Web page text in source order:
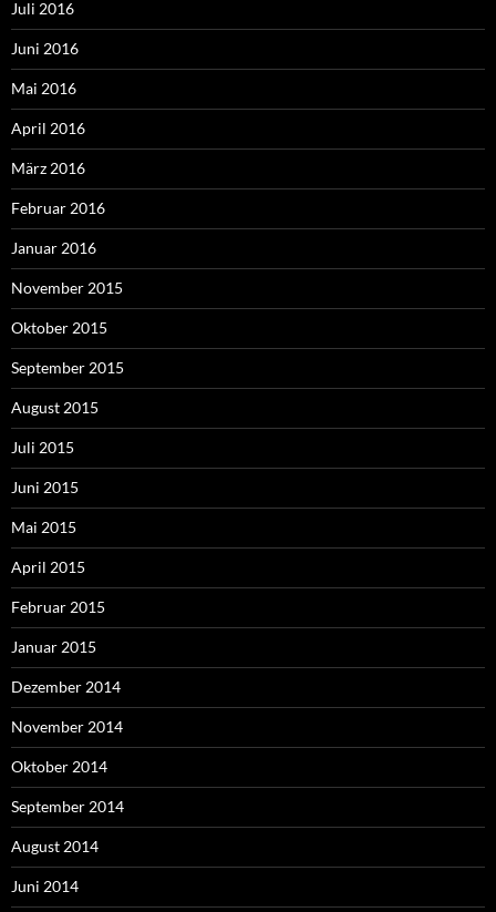
Juli 2016
Juni 2016
Mai 2016
April 2016
März 2016
Februar 2016
Januar 2016
November 2015
Oktober 2015
September 2015
August 2015
Juli 2015
Juni 2015
Mai 2015
April 2015
Februar 2015
Januar 2015
Dezember 2014
November 2014
Oktober 2014
September 2014
August 2014
Juni 2014